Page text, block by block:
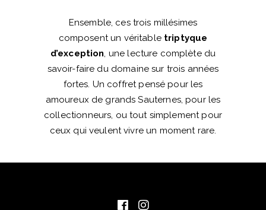
Ensemble, ces trois millésimes
composent un véritable triptyque
d’exception, une lecture complète du
savoir-faire du domaine sur trois années
fortes. Un coffret pensé pour les
amoureux de grands Sauternes, pour les
collectionneurs, ou tout simplement pour
ceux qui veulent vivre un moment rare.